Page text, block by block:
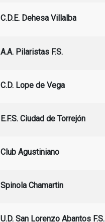
C.D.E. Dehesa Villalba
A.A. Pilaristas F.S.
C.D. Lope de Vega
E.F.S. Ciudad de Torrejón
Club Agustiniano
Spinola Chamartin
U.D. San Lorenzo Abantos F.S.